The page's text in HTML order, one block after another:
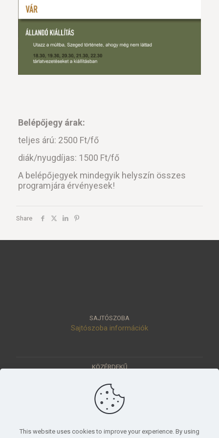
Belépőjegy árak:
teljes árú: 2500 Ft/fő
diák/nyugdíjas: 1500 Ft/fő
A belépőjegyek mindegyik helyszín összes
programjára érvényesek!
Share
SAJTÓSZOBA
Sajtószoba információk
KÖZÉRDEKŰ
Értéktár
Pályázatok
Tudományos beszámoló, küldetésnyilatkozat
This website uses cookies to improve your experience. By using